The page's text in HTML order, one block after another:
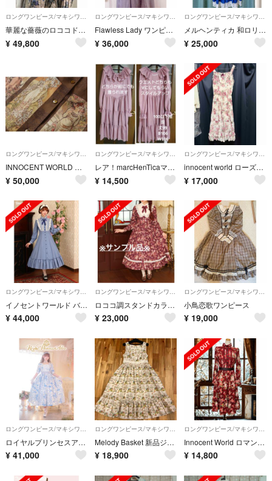
ロングワンピース/マキシワンピース
華麗な薔薇のロココドレス
¥ 49,800
ロングワンピース/マキシワンピース
Flawless Lady ワンピース★ グレイッシュバイオレット×ショコラ
¥ 36,000
ロングワンピース/マキシワンピース
メルヘンティカ 和ロリ 煌晴ワンピース
¥ 25,000
ロングワンピース/マキシワンピース
INNOCENT WORLD ミュシャスタンドカラードレス
¥ 50,000
ロングワンピース/マキシワンピース
レア！marcHenTicaマギアワンピース ロリータ
¥ 14,500
ロングワンピース/マキシワンピース
innocent world ローズシフォンジャンパースカート（ロング）
¥ 17,000
イノセントワールド バラレースフリルワンピース
¥ 44,000
ロココ調スタンドカラー薔薇柄ワンピース Innocent World
¥ 23,000
小鳥恋歌ワンピース
¥ 19,000
ロイヤルプリンセスアリス トワルドジュイ ニャワルドジュイ ネコ柄 ワンピース
¥ 41,000
Melody Basket 新品ジャンパースカート
¥ 18,900
Innocent World ロマンティックOP 赤 M
¥ 14,800